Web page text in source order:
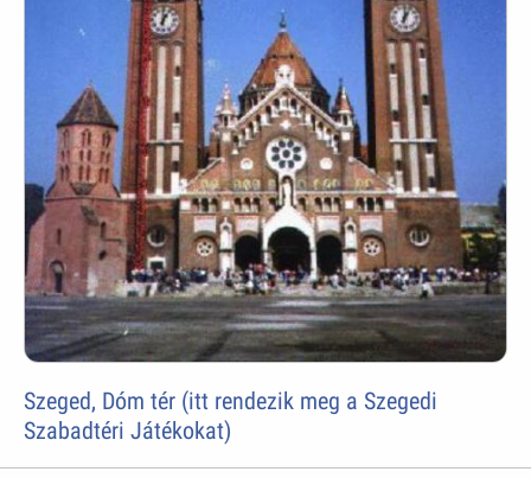
Szeged, Dóm tér (itt rendezik meg a Szegedi
Szabadtéri Játékokat)